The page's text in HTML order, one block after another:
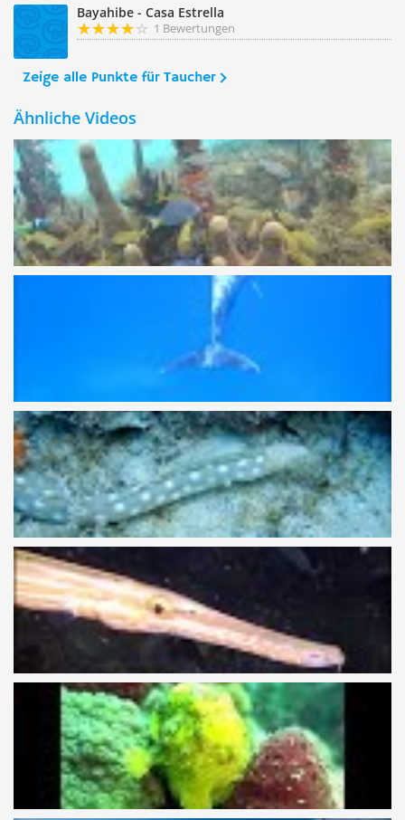
Bayahibe - Casa Estrella
1 Bewertungen
Zeige alle Punkte für Taucher
Ähnliche Videos